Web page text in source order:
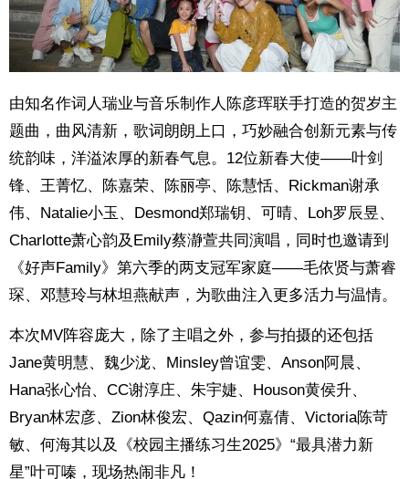
由知名作词人瑞业与音乐制作人陈彦珲联手打造的贺岁主
题曲，曲风清新，歌词朗朗上口，巧妙融合创新元素与传
统韵味，洋溢浓厚的新春气息。12位新春大使——叶剑
锋、王菁忆、陈嘉荣、陈丽亭、陈慧恬、Rickman谢承
伟、Natalie小玉、Desmond郑瑞钥、可晴、Loh罗辰昱、
Charlotte萧心韵及Emily蔡瀞萱共同演唱，同时也邀请到
《好声Family》第六季的两支冠军家庭——毛依贤与萧睿
琛、邓慧玲与林坦燕献声，为歌曲注入更多活力与温情。
本次MV阵容庞大，除了主唱之外，参与拍摄的还包括
Jane黄明慧、魏少泷、Minsley曾谊雯、Anson阿晨、
Hana张心怡、CC谢淳庄、朱宇婕、Houson黄侯升、
Bryan林宏彦、Zion林俊宏、Qazin何嘉倩、Victoria陈苛
敏、何海其以及《校园主播练习生2025》“最具潜力新
星”叶可嗪，现场热闹非凡！